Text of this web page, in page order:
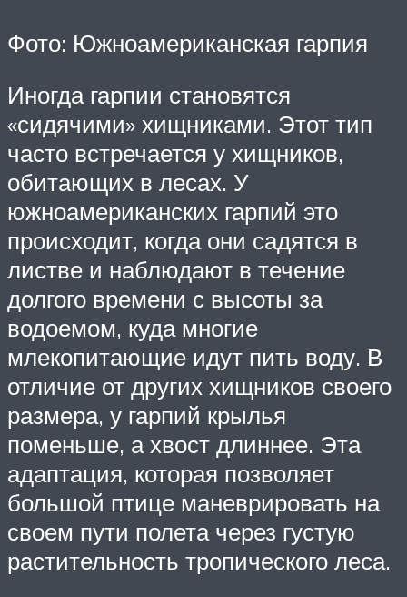
Фото: Южноамериканская гарпия
Иногда гарпии становятся
«сидячими» хищниками. Этот тип
часто встречается у хищников,
обитающих в лесах. У
южноамериканских гарпий это
происходит, когда они садятся в
листве и наблюдают в течение
долгого времени с высоты за
водоемом, куда многие
млекопитающие идут пить воду. В
отличие от других хищников своего
размера, у гарпий крылья
поменьше, а хвост длиннее. Эта
адаптация, которая позволяет
большой птице маневрировать на
своем пути полета через густую
растительность тропического леса.